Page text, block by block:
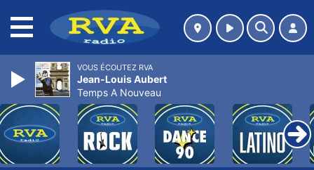
VOUS ÉCOUTEZ RVA
Jean-Louis Aubert
Temps A Nouveau